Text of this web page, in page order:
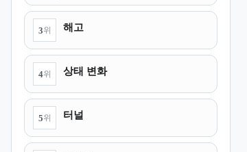
3위 해고
4위 상태 변화
5위 터널